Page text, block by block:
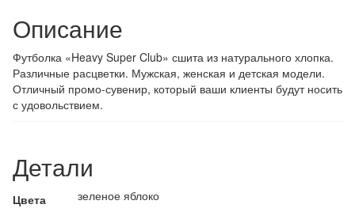
Описание
Футболка «Heavy Super Club» сшита из натурального хлопка.
Различные расцветки. Мужская, женская и детская модели.
Отличный промо-сувенир, который ваши клиенты будут носить
с удовольствием.
Детали
Цвета
зеленое яблоко